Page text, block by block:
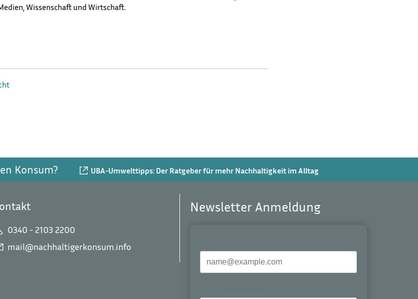
Wissenschaft und Wirtschaft.
Konsum? UBA-Umwelttipps: Der Ratgeber für mehr Nachhaltigkeit im Alltag
0340 - 2103 2200
mail@nachhaltigerkonsum.info
Newsletter Anmeldung